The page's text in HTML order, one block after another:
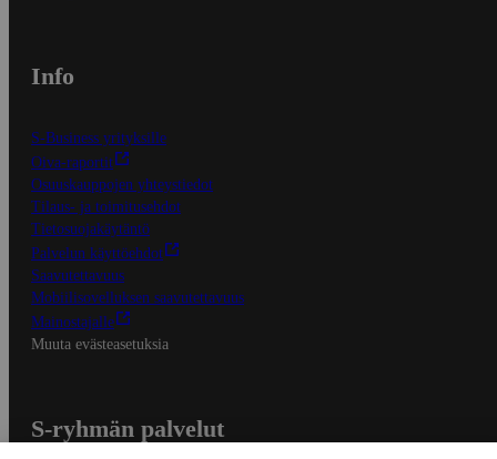
Info
S-Business yrityksille
Oiva-raportit
Osuuskauppojen yhteystiedot
Tilaus- ja toimitusehdot
Tietosuojakäytäntö
Palvelun käyttöehdot
Saavutettavuus
Mobiilisovelluksen saavutettavuus
Mainostajalle
Muuta evästeasetuksia
S-ryhmän palvelut